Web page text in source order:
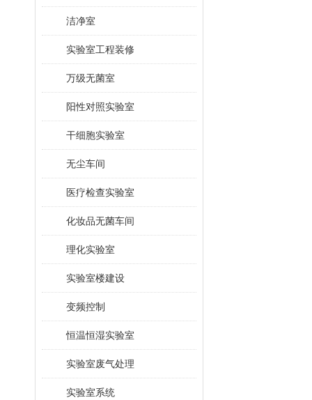
洁净室
实验室工程装修
万级无菌室
阳性对照实验室
干细胞实验室
无尘车间
医疗检查实验室
化妆品无菌车间
理化实验室
实验室楼建设
变频控制
恒温恒湿实验室
实验室废气处理
实验室系统